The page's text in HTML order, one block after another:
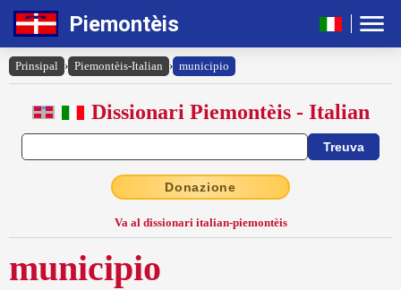
Piemontèis
Prinsipal › Piemontèis-Italian › municipio
Dissionari Piemontèis - Italian
Donazione
Va al dissionari italian-piemontèis
municipio